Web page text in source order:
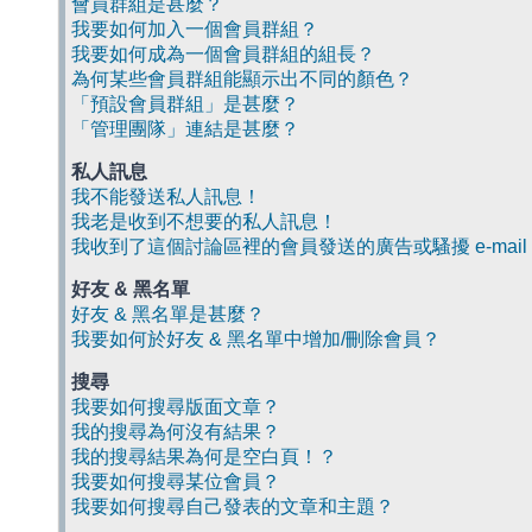
會員群組是甚麼？
我要如何加入一個會員群組？
我要如何成為一個會員群組的組長？
為何某些會員群組能顯示出不同的顏色？
「預設會員群組」是甚麼？
「管理團隊」連結是甚麼？
私人訊息
我不能發送私人訊息！
我老是收到不想要的私人訊息！
我收到了這個討論區裡的會員發送的廣告或騷擾 e-mail
好友 & 黑名單
好友 & 黑名單是甚麼？
我要如何於好友 & 黑名單中增加/刪除會員？
搜尋
我要如何搜尋版面文章？
我的搜尋為何沒有結果？
我的搜尋結果為何是空白頁！？
我要如何搜尋某位會員？
我要如何搜尋自己發表的文章和主題？